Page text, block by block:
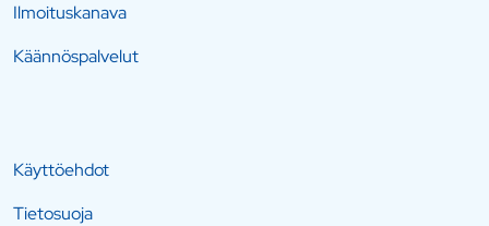
Ilmoituskanava
Käännöspalvelut
Käyttöehdot
Tietosuoja